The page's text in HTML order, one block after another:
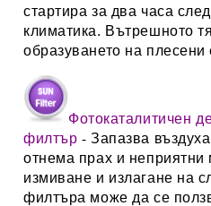
стартира за два часа
климатика. Вътрешното
образуването на плесени
Фотокаталитичен
филтър -Запазва
отнема прах и неприятни
измиване и излагане на
филтъра може да се